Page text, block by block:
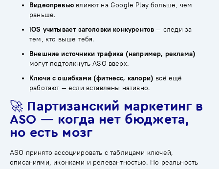
Видеопревьювлияют на Google Play больше, чем
раньше.
iOS учитывает заголовки конкурентов — следи за
тем, кто выше тебя.
Внешние источники трафика (например, реклама)
могут подтолкнуть ASO вверх.
Ключи с ошибками (фитнесс, калори) всё ещё
работают — если вставлены нативно.
🚀 Партизанский маркетинг в
ASO — когда нет бюджета,
но есть мозг
ASO принято ассоциировать с таблицами ключей,
описаниями, иконками и релевантностью. Но реальность